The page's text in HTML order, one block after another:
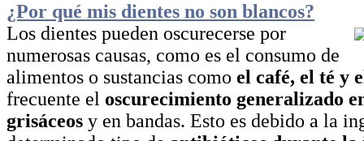
¿Por qué mis dientes no son blancos?
Los dientes pueden oscurecerse por
numerosas causas, como es el consumo de
alimentos o sustancias como el café, el té y
frecuente el oscurecimiento generalizado
grisáceos y en bandas. Esto es debido a la